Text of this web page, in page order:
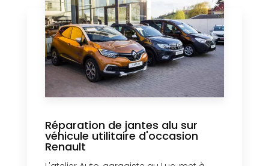
Réparation de jantes alu sur
véhicule utilitaire d'occasion
Renault